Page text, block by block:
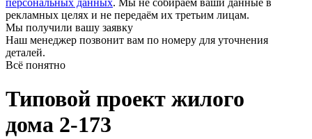
персональных данных. Мы не собираем ваши данные в
рекламных целях и не передаём их третьим лицам.
Мы получили вашу заявку
Наш менеджер позвонит вам по номеру для уточнения
деталей.
Всё понятно
Типовой проект жилого
дома 2-173